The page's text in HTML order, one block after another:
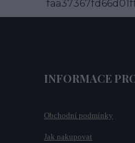
INFORMACE
Obchodní podmínky
Jak nakupovat